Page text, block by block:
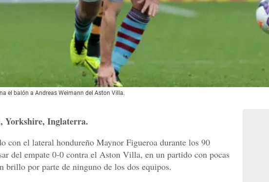
el balón a Andreas Weimann del Aston Villa.
Yorkshire, Inglaterra.
con el lateral hondureño Maynor Figueroa durante los 90
del empate 0-0 contra el Aston Villa, en un partido con pocas
brillo por parte de ninguno de los dos equipos.